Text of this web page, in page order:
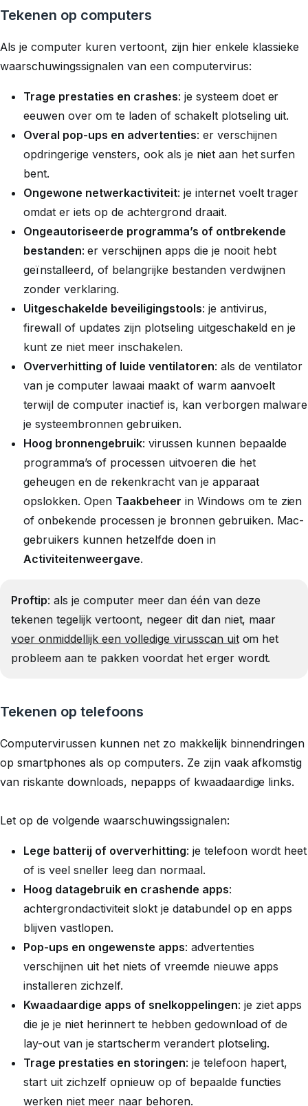
Tekenen op computers
Als je computer kuren vertoont, zijn hier enkele klassieke
waarschuwingssignalen van een computervirus:
Trage prestaties en crashes: je systeem doet er
eeuwen over om te laden of schakelt plotseling uit.
Overal pop-ups en advertenties: er verschijnen
opdringerige vensters, ook als je niet aan het surfen
bent.
Ongewone netwerkactiviteit: je internet voelt trager
omdat er iets op de achtergrond draait.
Ongeautoriseerde programma’s of ontbrekende
bestanden: er verschijnen apps die je nooit hebt
geïnstalleerd, of belangrijke bestanden verdwijnen
zonder verklaring.
Uitgeschakelde beveiligingstools: je antivirus,
firewall of updates zijn plotseling uitgeschakeld en je
kunt ze niet meer inschakelen.
Oververhitting of luide ventilatoren: als de ventilator
van je computer lawaai maakt of warm aanvoelt
terwijl de computer inactief is, kan verborgen malware
je systeembronnen gebruiken.
Hoog bronnengebruik: virussen kunnen bepaalde
programma’s of processen uitvoeren die het
geheugen en de rekenkracht van je apparaat
opslokken. Open Taakbeheer in Windows om te zien
of onbekende processen je bronnen gebruiken. Mac-
gebruikers kunnen hetzelfde doen in
Activiteitenweergave.
Proftip: als je computer meer dan één van deze
tekenen tegelijk vertoont, negeer dit dan niet, maar
voer onmiddellijk een volledige virusscan uitom het
probleem aan te pakken voordat het erger wordt.
Tekenen op telefoons
Computervirussen kunnen net zo makkelijk binnendringen
op smartphones als op computers. Ze zijn vaak afkomstig
van riskante downloads, nepapps of kwaadaardige links.
Let op de volgende waarschuwingssignalen:
Lege batterij of oververhitting: je telefoon wordt heet
of is veel sneller leeg dan normaal.
Hoog datagebruik en crashende apps:
achtergrondactiviteit slokt je databundel op en apps
blijven vastlopen.
Pop-ups en ongewenste apps: advertenties
verschijnen uit het niets of vreemde nieuwe apps
installeren zichzelf.
Kwaadaardige apps of snelkoppelingen: je ziet apps
die je je niet herinnert te hebben gedownload of de
lay-out van je startscherm verandert plotseling.
Trage prestaties en storingen: je telefoon hapert,
start uit zichzelf opnieuw op of bepaalde functies
werken niet meer naar behoren.